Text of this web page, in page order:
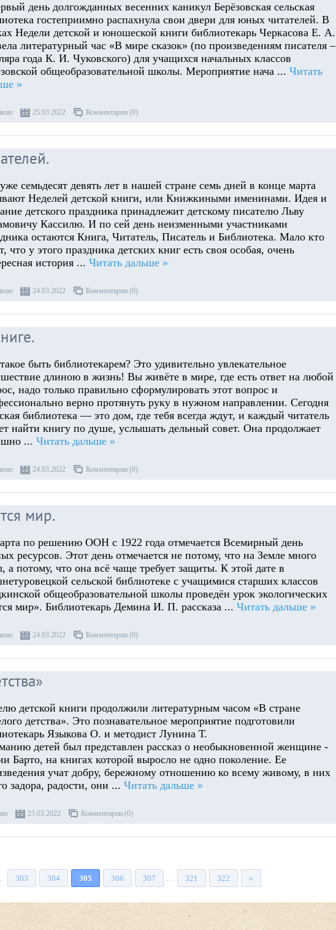
день долгожданных весенних каникул Берёзовская сельская
гостеприимно распахнула свои двери для юных читателей. В
Недели детской и юношеской книги библиотекарь Черкасова Е. А.
литературный час «В мире сказок» (по произведениям писателя –
года К. И. Чуковского) для учащихся начальных классов
общеобразовательной школы. Мероприятие нача ... Читать
»
25.03.2022 Комментарии (0)
семьдесят девять лет в нашей стране семь дней в конце марта
Неделей детской книги, или Книжкиными именинами. Идея и
детского праздника принадлежит детскому писателю Льву
Кассилю. И по сей день неизменными участниками
остаются Книга, Читатель, Писатель и Библиотека. Мало кто
что у этого праздника детских книг есть своя особая, очень
история ... Читать дальше »
24.03.2022 Комментарии (0)
быть библиотекарем? Это удивительно увлекательное
длиною в жизнь! Вы живёте в мире, где есть ответ на любой
надо только правильно сформулировать этот вопрос и
верно протянуть руку в нужном направлении. Сегодня
библиотека — это дом, где тебя всегда ждут, и каждый читатель
найти книгу по душе, услышать дельный совет. Она продолжает
... Читать дальше »
24.03.2022 Комментарии (0)
мир.
по решению ООН с 1922 года отмечается Всемирный день
ресурсов. Этот день отмечается не потому, что на Земле много
а потому, что она всё чаще требует защиты. К этой дате в
сельской библиотеке с учащимися старших классов
общеобразовательной школы проведён урок экологических
мир». Библиотекарь Демина И. П. рассказа ... Читать дальше »
24.03.2022 Комментарии (0)
детской книги продолжили литературным часом «В стране
детства». Это познавательное мероприятие подготовили
Языкова О. и методист Лунина Т.
детей был представлен рассказ о необыкновенной женщине -
Барто, на книгах которой выросло не одно поколение. Ее
учат добру, бережному отношению ко всему живому, в них
задора, радости, они ... Читать дальше »
23.03.2022 Комментарии (0)
303 304 305 306 307 321 322 »